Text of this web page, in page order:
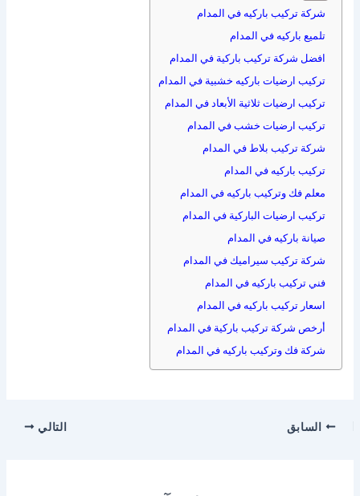
شركة تركيب باركيه في المدام
تلميع باركيه في المدام
افضل شركة تركيب باركية في المدام
تركيب ارضيات باركيه خشبية في المدام
تركيب ارضيات ثلاثية الأبعاد في المدام
تركيب ارضيات خشب في المدام
شركة تركيب بلاط في المدام
تركيب باركيه في المدام
معلم فك وتركيب باركيه في المدام
تركيب ارضيات الباركية في المدام
صيانة باركيه في المدام
شركة تركيب سيراميك في المدام
فني تركيب باركيه في المدام
اسعار تركيب باركيه في المدام
أرخص شركة تركيب باركية في المدام
شركة فك وتركيب باركيه في المدام
السابق التالي